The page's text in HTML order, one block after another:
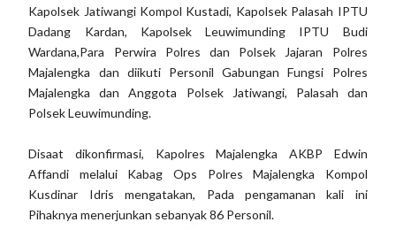
Kapolsek Jatiwangi Kompol Kustadi, Kapolsek Palasah IPTU
Dadang Kardan, Kapolsek Leuwimunding IPTU Budi
Wardana,Para Perwira Polres dan Polsek Jajaran Polres
Majalengka dan diikuti Personil Gabungan Fungsi Polres
Majalengka dan Anggota Polsek Jatiwangi, Palasah dan
Polsek Leuwimunding.
Disaat dikonfirmasi, Kapolres Majalengka AKBP Edwin
Affandi melalui Kabag Ops Polres Majalengka Kompol
Kusdinar Idris mengatakan, Pada pengamanan kali ini
Pihaknya menerjunkan sebanyak 86 Personil.